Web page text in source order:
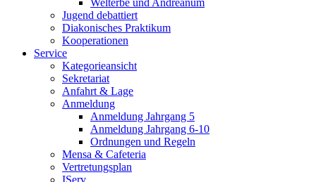
Jugend debattiert
Diakonisches Praktikum
Kooperationen
Service
Kategorieansicht
Sekretariat
Anfahrt & Lage
Anmeldung
Anmeldung Jahrgang 5
Anmeldung Jahrgang 6-10
Ordnungen und Regeln
Mensa & Cafeteria
Vertretungsplan
IServ